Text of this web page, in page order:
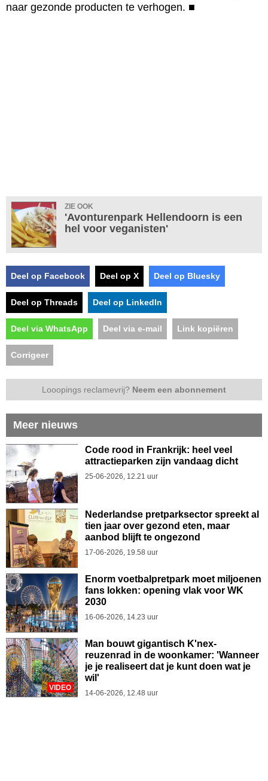
naar gezonde producten te verhogen. ■
ZIE OOK
'Avonturenpark Hellendoorn is een
hel voor veganisten'
Deel op Facebook Deel op X Deel op Bluesky
Deel op Threads Deel op LinkedIn
Deel via WhatsApp Deel via e-mail Link kopiëren
Corrigeer
Looopings reclamevrij? Neem een abonnement
Meer nieuws
Code rood in Frankrijk: heel veel
attractieparken zijn vandaag dicht
25-06-2026, 12.21 uur
Nederlandse pretparksector spreekt al
tien jaar over gezond eten, maar
aanbod blijft te ongezond
17-06-2026, 19.58 uur
Enorm voetbalpretpark moet miljoenen
fans lokken: opening vlak voor WK
2030
16-06-2026, 14.23 uur
VIDEO
Man bouwt gigantisch K'nex-
reuzenrad in de woonkamer: 'Wanneer
je je realiseert dat je kunt doen wat je
wil'
14-06-2026, 12.48 uur